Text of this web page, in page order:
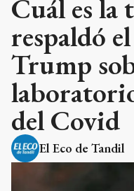
Cuál es la
respaldó
Trump
del Covid
El Eco de Tandil